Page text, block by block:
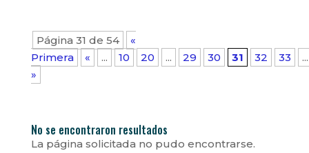
Página 31 de 54
«
Primera
« ... 10 20 ... 29 30 31 32 33
...
»
No se encontraron resultados
La página solicitada no pudo encontrarse.